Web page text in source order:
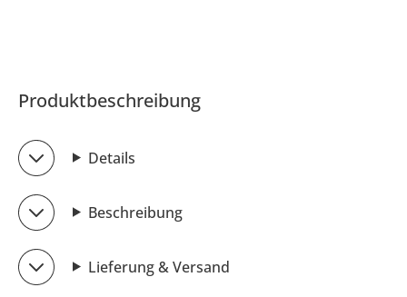
Produktbeschreibung
Details
Beschreibung
Lieferung & Versand